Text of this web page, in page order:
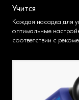
Учится
Каждая насадка для
оптимальные
соответствии с